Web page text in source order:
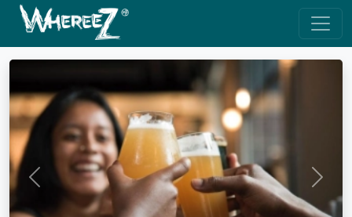
Previous Next